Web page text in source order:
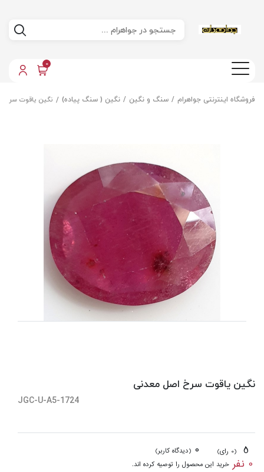
0
فروشگاه اینترنتی جواهرام سنگ و نگین نگین ( سنگ پیاده) نگین یاقوت سرخ
نگین یاقوت سرخ اصل معدنی
JGC-U-A5-1724
(0 رای) 0 (دیدگاه کاربر)
0 نفر خرید این محصول را توصیه کرده اند.